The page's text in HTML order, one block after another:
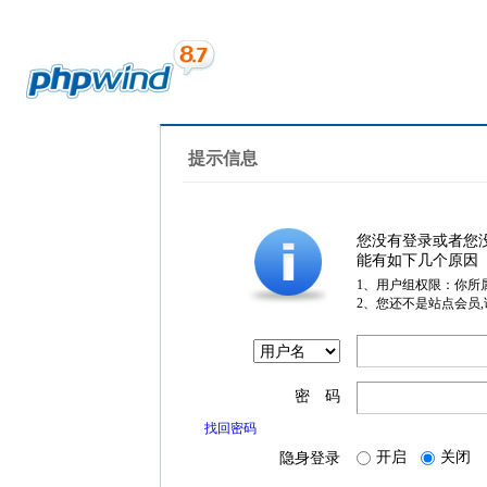
提示信息
您没有登录或者您
能有如下几个原因
1、用户组权限：你所
2、您还不是站点会员
密 码
找回密码
隐身登录 开启 关闭